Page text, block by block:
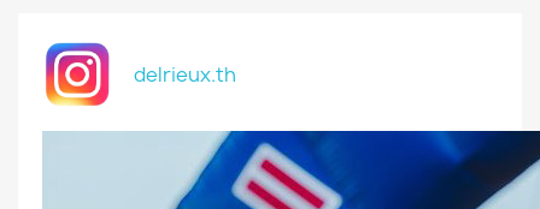
delrieux.th